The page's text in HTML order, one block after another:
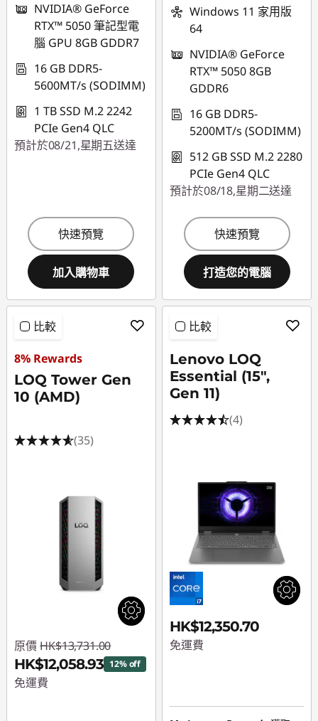
NVIDIA® GeForce
RTX™ 5050 筆記型電
腦 GPU 8GB GDDR7
16 GB DDR5-
5600MT/s (SODIMM)
1 TB SSD M.2 2242
PCIe Gen4 QLC
預計於08/21,星期五送達
快速預覽
加入購物車
Windows 11 家用版
64
NVIDIA® GeForce
RTX™ 5050 8GB
GDDR6
16 GB DDR5-
5200MT/s (SODIMM)
512 GB SSD M.2 2280
PCIe Gen4 QLC
預計於08/18,星期二送達
快速預覽
打造您的電腦
比較
8% Rewards
LOQ Tower Gen
10 (AMD)
(35)
原價 HK$13,731.00
HK$12,058.93 12% off
免運費
比較
Lenovo LOQ
Essential (15",
Gen 11)
(4)
HK$12,350.70
免運費